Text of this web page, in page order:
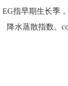
EG指早期生长季，
降水蒸散指数。